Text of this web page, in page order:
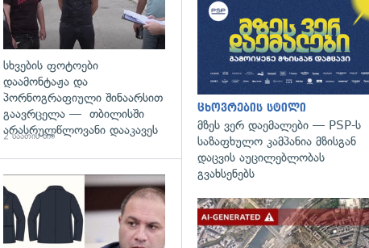
სხვების ფოტოები
დაამონტაჟა და
პორნოგრაფიული შინაარსით
გაავრცელა — თბილისში
არასრულწლოვანი დააკავეს
2 საათის წინ
გადახედვა
ცხოვრების სტილი
მზეს ვერ დაემალები — PSP-ს
საზაფხულო კამპანია მზისგან
დაცვის აუცილებლობას
გვახსენებს